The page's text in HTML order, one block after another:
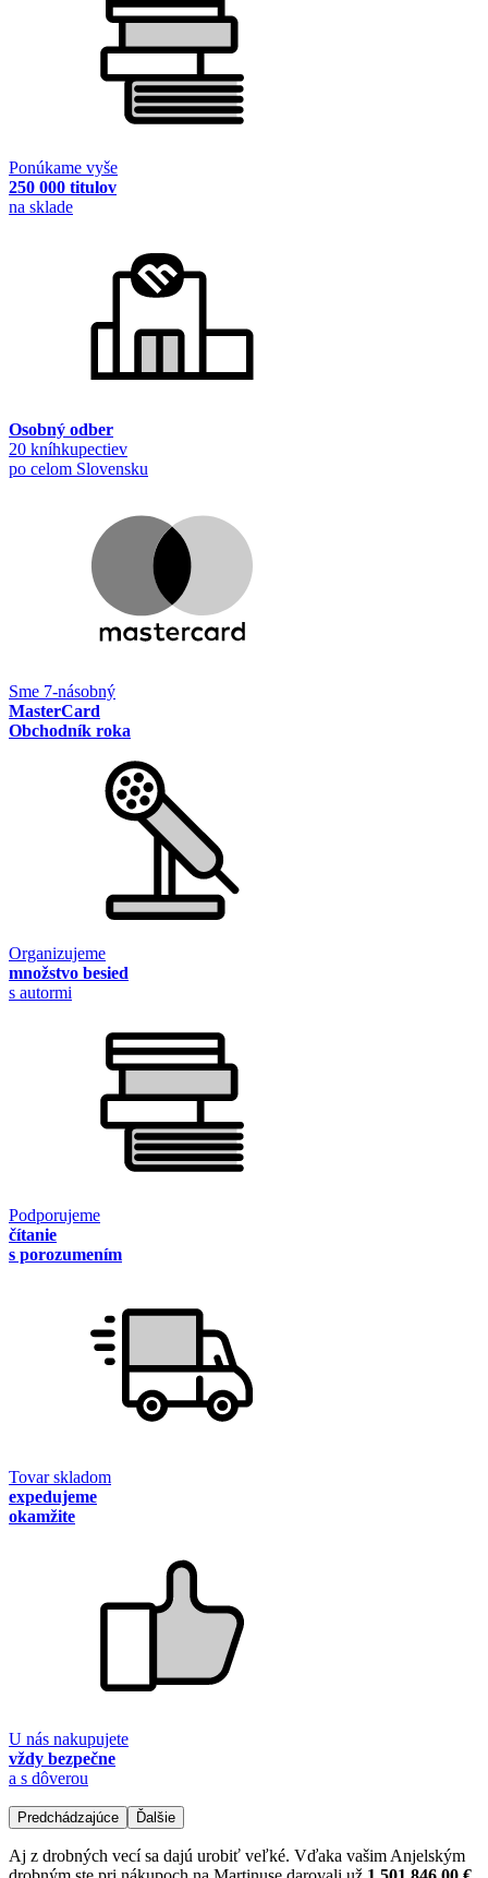
Ponúkame vyše
250 000 titulov
na sklade
Osobný odber
20 kníhkupectiev
po celom Slovensku
Sme 7-násobný
MasterCard
Obchodník roka
Organizujeme
množstvo besied
s autormi
Podporujeme
čítanie
s porozumením
Tovar skladom
expedujeme
okamžite
U nás nakupujete
vždy bezpečne
a s dôverou
Predchádzajúce Ďalšie
Aj z drobných vecí sa dajú urobiť veľké. Vďaka vašim Anjelským